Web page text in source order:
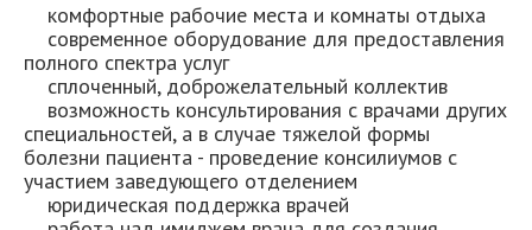
комфортные рабочие места и комнаты отдыха
современное оборудование для предоставления
полного спектра услуг
сплоченный, доброжелательный коллектив
возможность консультирования с врачами других
специальностей, а в случае тяжелой формы
болезни пациента - проведение консилиумов с
участием заведующего отделением
юридическая поддержка врачей